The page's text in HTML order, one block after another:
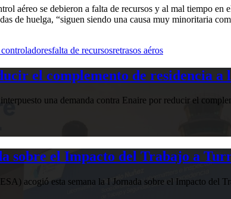
aéreo se debieron a falta de recursos y al mal tiempo
de huelga, “siguen siendo una causa muy minoritaria
falta de recursosretrasos aéros
el complemento de residencia
una demanda contra Enaire por reducir el
sobre el Impacto del Trabajo a
acogió esta semana la I Jornada sobre el Impacto